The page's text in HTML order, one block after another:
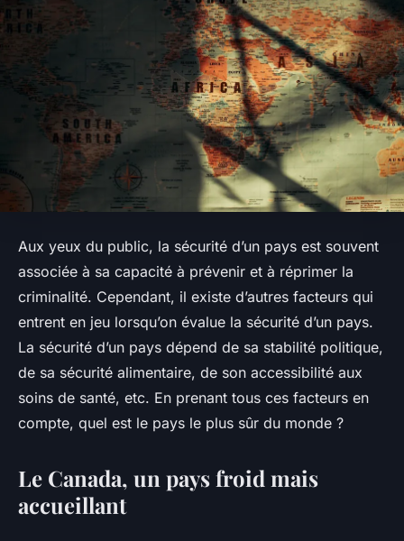
Aux yeux du public, la sécurité d’un pays est souvent
associée à sa capacité à prévenir et à réprimer la
criminalité. Cependant, il existe d’autres facteurs qui
entrent en jeu lorsqu’on évalue la sécurité d’un pays.
La sécurité d’un pays dépend de sa stabilité politique,
de sa sécurité alimentaire, de son accessibilité aux
soins de santé, etc. En prenant tous ces facteurs en
compte, quel est le pays le plus sûr du monde ?
Le Canada, un pays froid mais
accueillant